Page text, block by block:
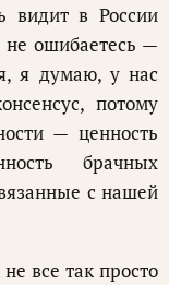
видит в России
ошибаетесь —
я думаю, у нас
потому
— ценность
брачных
с нашей
все так просто